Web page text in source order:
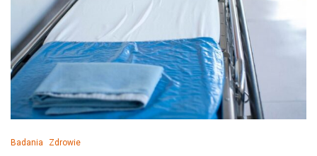
Badania Zdrowie